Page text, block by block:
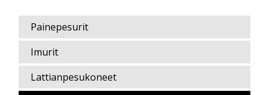
Painepesurit
Imurit
Lattianpesukoneet